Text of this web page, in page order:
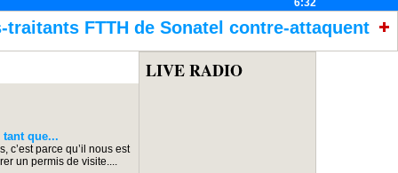
6:32
Sonatel contre-attaquent Assemblée
tant que...
c’est parce qu’il nous est
un permis de visite....
LIVE RADIO